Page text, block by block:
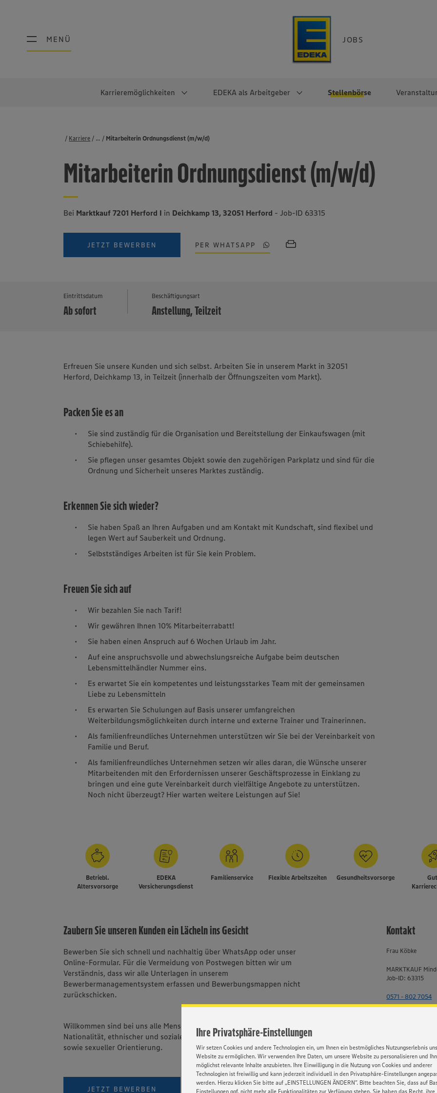
Ihre Privatsphäre-Einstellungen
Wir setzen Cookies und andere Technologien ein, um Ihnen ein bestmögliches Nutzungserlebnis
Website zu ermöglichen. Wir verwenden Ihre Daten, um unsere Website zu personalisieren und
möglichst relevante Inhalte anzubieten. Ihre Einwilligung in die Nutzung von Cookies und anderer
Technologien ist freiwillig und kann jederzeit individuell in den Privatsphäre-Einstellungen
werden. Hierzu klicken Sie bitte auf „EINSTELLUNGEN ÄNDERN”. Bitte beachten Sie, dass auf
Einstellungen ggf. nicht mehr alle Funktionalitäten zur Verfügung stehen. Sie haben das Recht, ihre
MENÜ JOBS
MENÜ
Karrieremöglichkeiten EDEKA als Arbeitgeber Stellenbörse
Schülerpraktikum Abschlussarbeiten
Werkstudierendentätigkeit
Direkteinstieg
Noch Fragen?
Selbstständig mit EDEKA
Faires Gehalt
Diversität
Lebensmittelproduktion
Lager & Logistik
EDEKA Fruchtkontor
EDEKA-
Regionalgesellschaften
Karriere Stellenbörse
Mitarbeiterin Ordnungsdienst (m/w/d)
...
Mitarbeiterin Ordnungsdienst (m/w/d)
Bei Marktkauf 7201 Herford I in Deichkamp 13, 32051 Herford - Job-ID 63315
JETZT BEWERBEN PER WHATSAPP
Eintrittsdatum
Ab sofort
Beschäftigungsart
Anstellung, Teilzeit
Erfreuen Sie unsere Kunden und sich selbst. Arbeiten Sie in unserem Markt in 32051
Herford, Deichkamp 13, in Teilzeit (innerhalb der Öffnungszeiten vom Markt).
Packen Sie es an
Sie sind zuständig für die Organisation und Bereitstellung der Einkaufswagen (mit
Schiebehilfe).
Sie pflegen unser gesamtes Objekt sowie den zugehörigen Parkplatz und sind für die
Ordnung und Sicherheit unseres Marktes zuständig.
Erkennen Sie sich wieder?
Sie haben Spaß an Ihren Aufgaben und am Kontakt mit Kundschaft, sind flexibel und
legen Wert auf Sauberkeit und Ordnung.
Selbstständiges Arbeiten ist für Sie kein Problem.
Freuen Sie sich auf
Wir bezahlen Sie nach Tarif!
Wir gewähren Ihnen 10% Mitarbeiterrabatt!
Sie haben einen Anspruch auf 6 Wochen Urlaub im Jahr.
Auf eine anspruchsvolle und abwechslungsreiche Aufgabe beim deutschen
Lebensmittelhändler Nummer eins.
Es erwartet Sie ein kompetentes und leistungsstarkes Team mit der gemeinsamen
Liebe zu Lebensmitteln
Es erwarten Sie Schulungen auf Basis unserer umfangreichen
Weiterbildungsmöglichkeiten durch interne und externe Trainer und Trainerinnen.
Als familienfreundliches Unternehmen unterstützen wir Sie bei der Vereinbarkeit von
Familie und Beruf.
Als familienfreundliches Unternehmen setzen wir alles daran, die Wünsche unserer
Mitarbeitenden mit den Erfordernissen unserer Geschäftsprozesse in Einklang zu
bringen und eine gute Vereinbarkeit durch vielfältige Angebote zu unterstützen.
Noch nicht überzeugt? Hier warten weitere Leistungen auf Sie!
Betriebl.
Altersvorsorge
EDEKA
Versicherungsdienst
Familienservice Flexible Arbeitszeiten Gesundheitsvorsorge
Zaubern Sie unseren Kunden ein Lächeln ins Gesicht
Bewerben Sie sich schnell und nachhaltig über WhatsApp oder unser
Online-Formular. Für die Vermeidung von Postwegen bitten wir um
Verständnis, dass wir alle Unterlagen in unserem
Bewerbermanagementsystem erfassen und Bewerbungsmappen nicht
zurückschicken.
Willkommen sind bei uns alle Menschen - unabhängig von Geschlecht,
Nationalität, ethnischer und sozialer Herkunft, Behinderung, Religion, Alter
sowie sexueller Orientierung.
JETZT BEWERBEN PER WHATSAPP
Kontakt
Frau Köbke
MARKTKAUF
Job-ID: 63315
0571 - 802 7054